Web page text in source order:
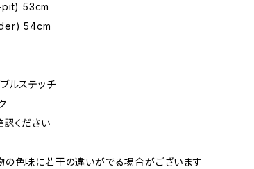
53cm
54cm
ルステッチ
ください
色味に若干の違いがでる場合がございます